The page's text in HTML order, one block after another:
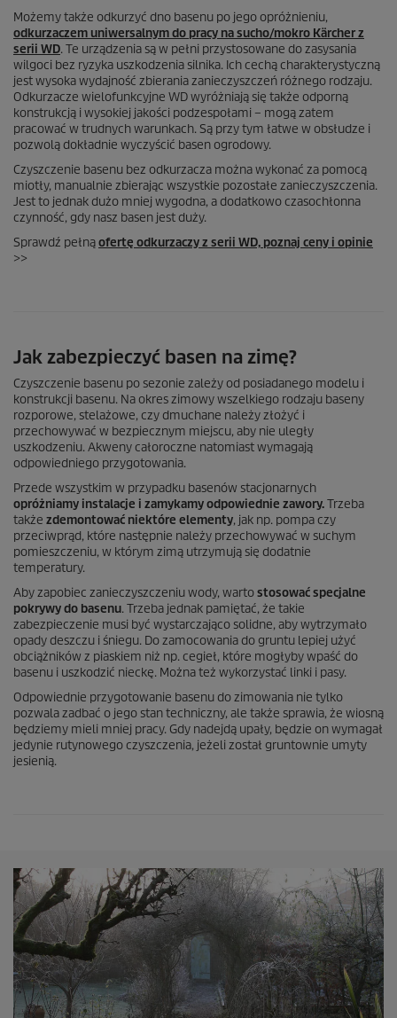
Możemy także odkurzyć dno basenu po jego opróżnieniu,
odkurzaczem uniwersalnym do pracy na sucho/mokro Kärcher z
serii WD. Te urządzenia są w pełni przystosowane do zasysania
wilgoci bez ryzyka uszkodzenia silnika. Ich cechą charakterystyczną
jest wysoka wydajność zbierania zanieczyszczeń różnego rodzaju.
Odkurzacze wielofunkcyjne WD wyróżniają się także odporną
konstrukcją i wysokiej jakości podzespołami – mogą zatem
pracować w trudnych warunkach. Są przy tym łatwe w obsłudze i
pozwolą dokładnie wyczyścić basen ogrodowy.
Czyszczenie basenu bez odkurzacza można wykonać za pomocą
miotły, manualnie zbierając wszystkie pozostałe zanieczyszczenia.
Jest to jednak dużo mniej wygodna, a dodatkowo czasochłonna
czynność, gdy nasz basen jest duży.
Sprawdź pełnąofertę odkurzaczy z serii WD, poznaj ceny i opinie
>>
Jak zabezpieczyć basen na zimę?
Czyszczenie basenu po sezonie zależy od posiadanego modelu i
konstrukcji basenu. Na okres zimowy wszelkiego rodzaju baseny
rozporowe, stelażowe, czy dmuchane należy złożyć i
przechowywać w bezpiecznym miejscu, aby nie uległy
uszkodzeniu. Akweny całoroczne natomiast wymagają
odpowiedniego przygotowania.
Przede wszystkim w przypadku basenów stacjonarnych
opróżniamy instalacje i zamykamy odpowiednie zawory.Trzeba
także zdemontować niektóre elementy, jak np. pompa czy
przeciwprąd, które następnie należy przechowywać w suchym
pomieszczeniu, w którym zimą utrzymują się dodatnie
temperatury.
Aby zapobiec zanieczyszczeniu wody, wartostosować specjalne
pokrywy do basenu. Trzeba jednak pamiętać, że takie
zabezpieczenie musi być wystarczająco solidne, aby wytrzymało
opady deszczu i śniegu. Do zamocowania do gruntu lepiej użyć
obciążników z piaskiem niż np. cegieł, które mogłyby wpaść do
basenu i uszkodzić nieckę. Można też wykorzystać linki i pasy.
Odpowiednie przygotowanie basenu do zimowania nie tylko
pozwala zadbać o jego stan techniczny, ale także sprawia, że wiosną
będziemy mieli mniej pracy. Gdy nadejdą upały, będzie on wymagał
jedynie rutynowego czyszczenia, jeżeli został gruntownie umyty
jesienią.